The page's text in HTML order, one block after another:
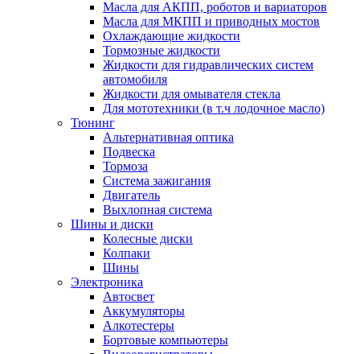
Масла для АКПП, роботов и вариаторов
Масла для МКПП и приводных мостов
Охлаждающие жидкости
Тормозные жидкости
Жидкости для гидравлических систем
автомобиля
Жидкости для омывателя стекла
Для мототехники (в т.ч лодочное масло)
Тюнинг
Альтернативная оптика
Подвеска
Тормоза
Система зажигания
Двигатель
Выхлопная система
Шины и диски
Колесные диски
Колпаки
Шины
Электроника
Автосвет
Аккумуляторы
Алкотестеры
Бортовые компьютеры